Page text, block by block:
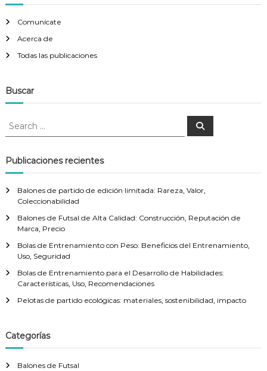
Comunícate
Acerca de
Todas las publicaciones
Buscar
S
r
c
f
r
S
Publicaciones recientes
Balones de partido de edición limitada: Rareza, Valor,
Coleccionabilidad
Balones de Futsal de Alta Calidad: Construcción, Reputación de
Marca, Precio
Bolas de Entrenamiento con Peso: Beneficios del Entrenamiento,
Uso, Seguridad
Bolas de Entrenamiento para el Desarrollo de Habilidades:
Características, Uso, Recomendaciones
Pelotas de partido ecológicas: materiales, sostenibilidad, impacto
Categorías
Balones de Futsal